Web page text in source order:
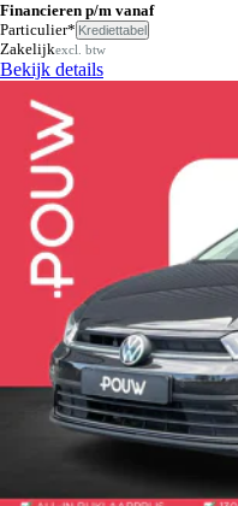
Financieren p/m vanaf
Particulier* Krediettabel
Zakelijkexcl. btw
Bekijk details